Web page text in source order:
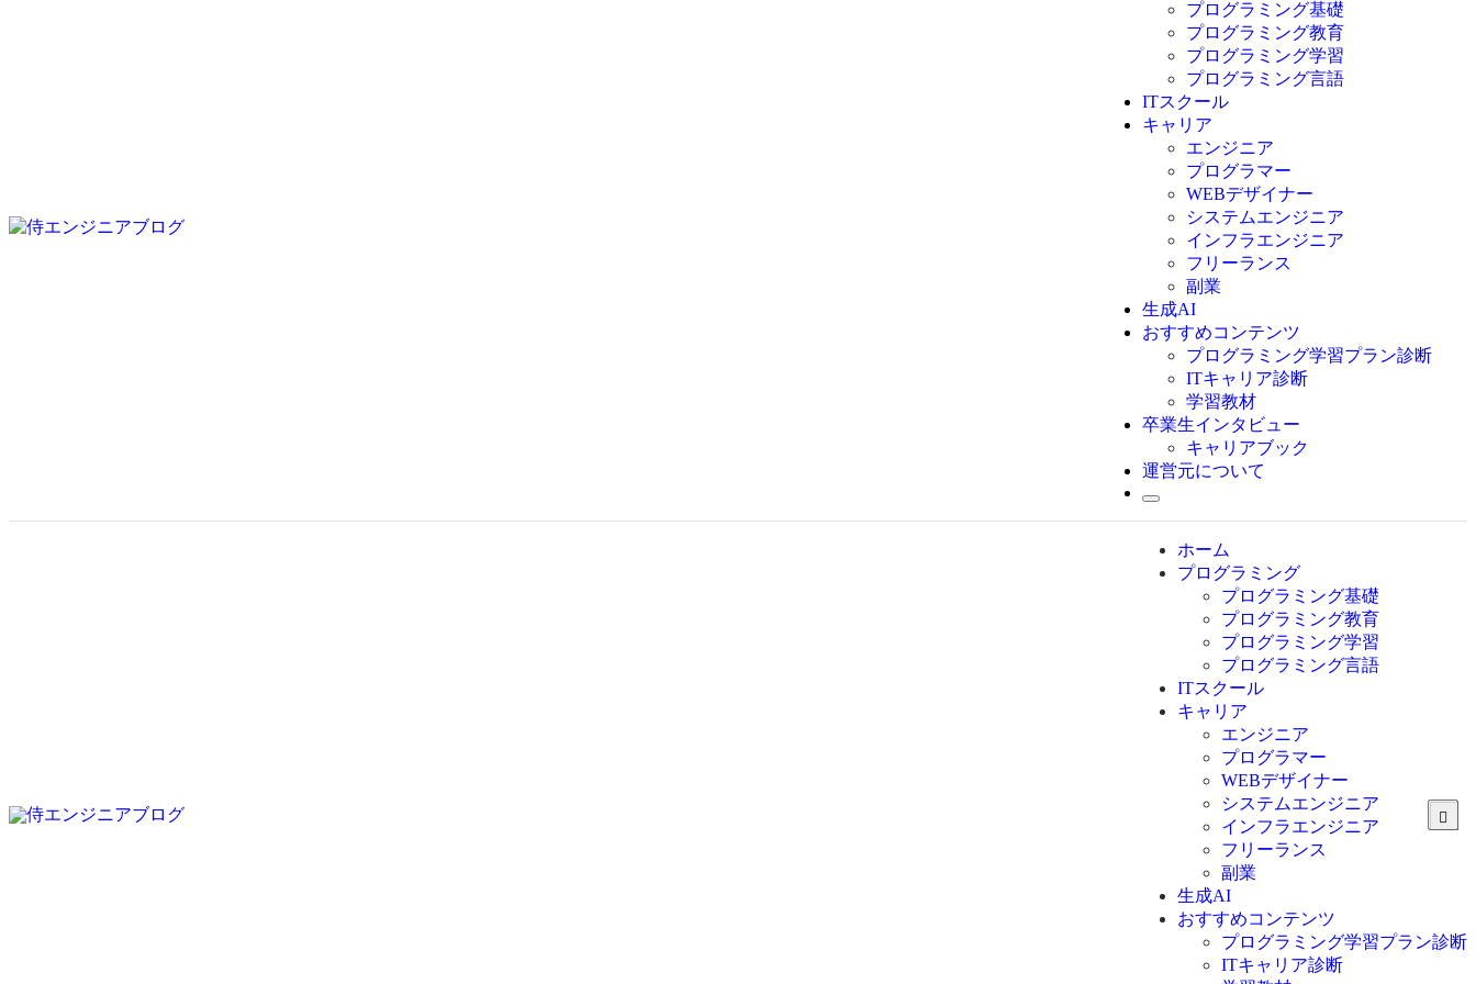
プログラミング基礎
プログラミング教育
プログラミング学習
プログラミング言語
C言語
C#
VBA
Go言語
Kotlin
Java
JavaScript
Swift
Ruby
その他言語
ITスクール
キャリア
エンジニア
プログラマー
WEBデザイナー
システムエンジニア
インフラエンジニア
フリーランス
副業
生成AI
おすすめコンテンツ
プログラミング学習プラン診断
ITキャリア診断
学習教材
卒業生インタビュー
キャリアブック
運営元について
ホーム
プログラミング
プログラミング基礎
プログラミング教育
プログラミング学習
プログラミング言語
C言語
C#
VBA
Go言語
Kotlin
Java
JavaScript
Swift
Ruby
その他言語
ITスクール
キャリア
エンジニア
プログラマー
WEBデザイナー
システムエンジニア
インフラエンジニア
フリーランス
副業
生成AI
おすすめコンテンツ
プログラミング学習プラン診断
ITキャリア診断